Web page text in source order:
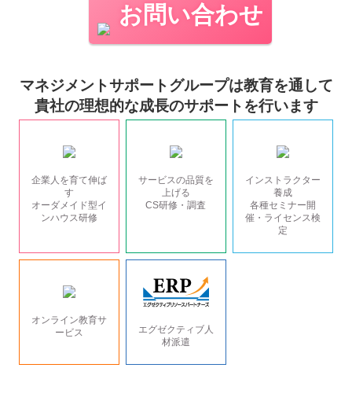
お問い合わせ
マネジメントサポートグループは教育を通して
貴社の理想的な成長のサポートを行います
企業人を育て伸ば
す
オーダメイド型イ
ンハウス研修
サービスの品質を
上げる
CS研修・調査
インストラクター
養成
各種セミナー開
催・ライセンス検
定
オンライン教育サ
ービス
エグゼクティブ人
材派遣